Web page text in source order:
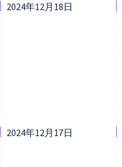
2024年12月18日
2024年12月17日